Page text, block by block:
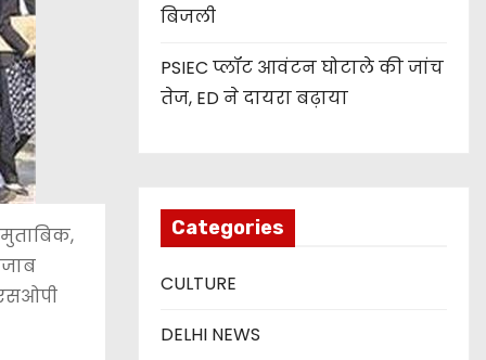
बिजली
PSIEC प्लॉट आवंटन घोटाले की जांच
तेज, ED ने दायरा बढ़ाया
Categories
CULTURE
DELHI NEWS